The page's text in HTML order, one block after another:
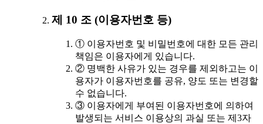
제 10 조 (이용자번호 등)
① 이용자번호 및 비밀번호에 대한 모든 관리
책임은 이용자에게 있습니다.
② 명백한 사유가 있는 경우를 제외하고는 이
용자가 이용자번호를 공유, 양도 또는 변경할
수 없습니다.
③ 이용자에게 부여된 이용자번호에 의하여
발생되는 서비스 이용상의 과실 또는 제3자